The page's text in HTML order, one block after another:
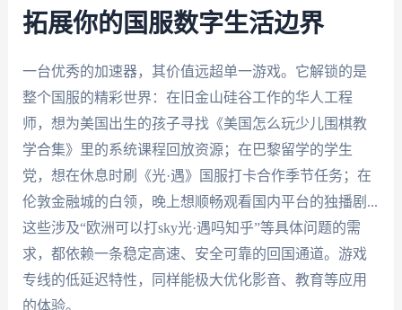
拓展你的国服数字生活边界
一台优秀的加速器，其价值远超单一游戏。它解锁的是
整个国服的精彩世界：在旧金山硅谷工作的华人工程
师，想为美国出生的孩子寻找《美国怎么玩少儿围棋教
学合集》里的系统课程回放资源；在巴黎留学的学生
党，想在休息时刷《光·遇》国服打卡合作季节任务；在
伦敦金融城的白领，晚上想顺畅观看国内平台的独播剧...
这些涉及“欧洲可以打sky光·遇吗知乎”等具体问题的需
求，都依赖一条稳定高速、安全可靠的回国通道。游戏
专线的低延迟特性，同样能极大优化影音、教育等应用
的体验。